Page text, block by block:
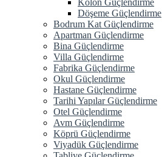
Kolon Güçlendirme
Döşeme Güçlendirme
Bodrum Kat Güçlendirme
Apartman Güçlendirme
Bina Güçlendirme
Villa Güçlendirme
Fabrika Güçlendirme
Okul Güçlendirme
Hastane Güçlendirme
Tarihi Yapılar Güçlendirme
Otel Güçlendirme
Avm Güçlendirme
Köprü Güçlendirme
Viyadük Güçlendirme